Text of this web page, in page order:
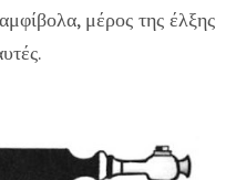
μέρος της έλξης